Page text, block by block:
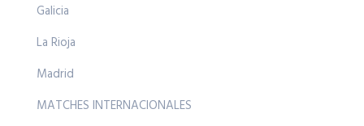
Galicia
La Rioja
Madrid
MATCHES INTERNACIONALES